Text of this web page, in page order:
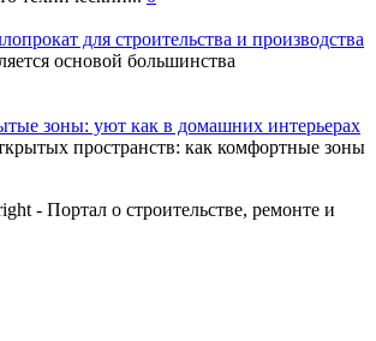
для строительства и производства
основой большинства
зоны: уют как в домашних интерьерах
пространств: как комфортные зоны
- Портал о строительстве, ремонте и